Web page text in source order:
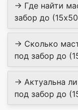
→ Где найти
забор до
→ Сколько
под забор до
→ Актуальна
под забор до